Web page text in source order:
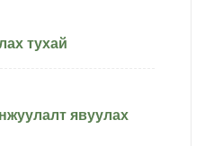
тухай
явуулах